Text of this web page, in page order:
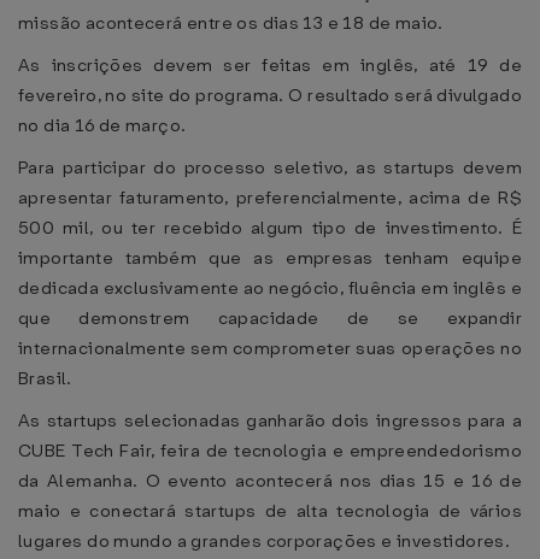
missão acontecerá entre os dias 13 e 18 de maio.
As inscrições devem ser feitas em inglês, até 19 de
fevereiro, no site do programa. O resultado será divulgado
no dia 16 de março.
Para participar do processo seletivo, as startups devem
apresentar faturamento, preferencialmente, acima de R$
500 mil, ou ter recebido algum tipo de investimento. É
importante também que as empresas tenham equipe
dedicada exclusivamente ao negócio, fluência em inglês e
que demonstrem capacidade de se expandir
internacionalmente sem comprometer suas operações no
Brasil.
As startups selecionadas ganharão dois ingressos para a
CUBE Tech Fair, feira de tecnologia e empreendedorismo
da Alemanha. O evento acontecerá nos dias 15 e 16 de
maio e conectará startups de alta tecnologia de vários
lugares do mundo a grandes corporações e investidores.